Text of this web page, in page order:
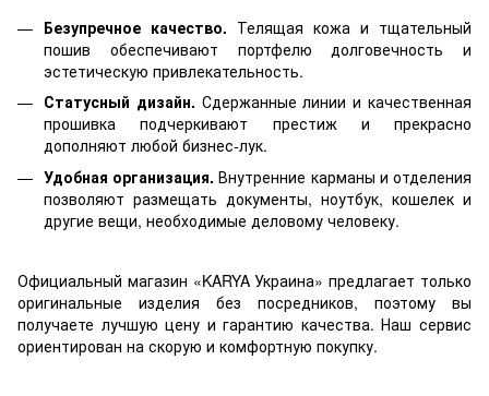
Безупречное качество. Телящая кожа и тщательный
пошив обеспечивают портфелю долговечность и
эстетическую привлекательность.
Статусный дизайн. Сдержанные линии и качественная
прошивка подчеркивают престиж и прекрасно
дополняют любой бизнес-лук.
Удобная организация. Внутренние карманы и отделения
позволяют размещать документы, ноутбук, кошелек и
другие вещи, необходимые деловому человеку.
Официальный магазин «KARYA Украина» предлагает только
оригинальные изделия без посредников, поэтому вы
получаете лучшую цену и гарантию качества. Наш сервис
ориентирован на скорую и комфортную покупку.